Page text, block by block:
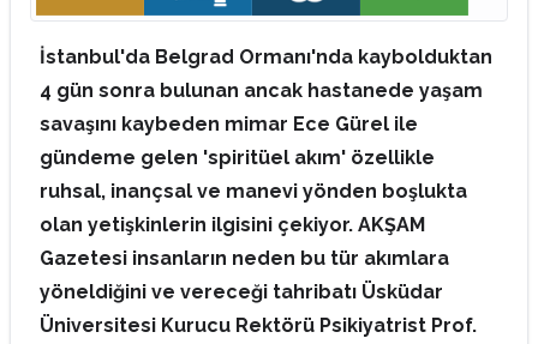
İstanbul'da Belgrad Ormanı'nda kaybolduktan
4 gün sonra bulunan ancak hastanede yaşam
savaşını kaybeden mimar Ece Gürel ile
gündeme gelen 'spiritüel akım' özellikle
ruhsal, inançsal ve manevi yönden boşlukta
olan yetişkinlerin ilgisini çekiyor. AKŞAM
Gazetesi insanların neden bu tür akımlara
yöneldiğini ve vereceği tahribatı Üsküdar
Üniversitesi Kurucu Rektörü Psikiyatrist Prof.